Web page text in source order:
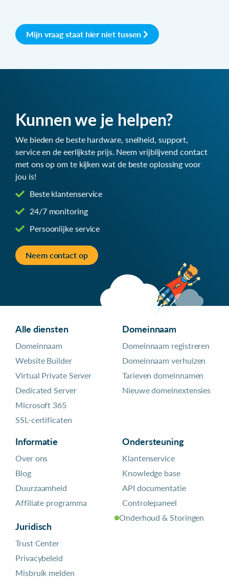
Mijn vraag staat hier niet tussen
Kunnen we je helpen?
We bieden de beste hardware, snelheid, support,
service en de eerlijkste prijs. Neem vrijblijvend contact
met ons op om te kijken wat de beste oplossing voor
jou is!
Beste klantenservice
24/7 monitoring
Persoonlijke service
Neem contact op
Alle diensten
Domeinnaam
Website Builder
Virtual Private Server
Dedicated Server
Microsoft 365
SSL-certificaten
Domeinnaam
Domeinnaam registreren
Domeinnaam verhuizen
Tarieven domeinnamen
Nieuwe domeinextensies
Informatie
Over ons
Blog
Duurzaamheid
Affiliate programma
Juridisch
Trust Center
Privacybeleid
Misbruik melden
Ondersteuning
Klantenservice
Knowledge base
API documentatie
Controlepaneel
Onderhoud & Storingen